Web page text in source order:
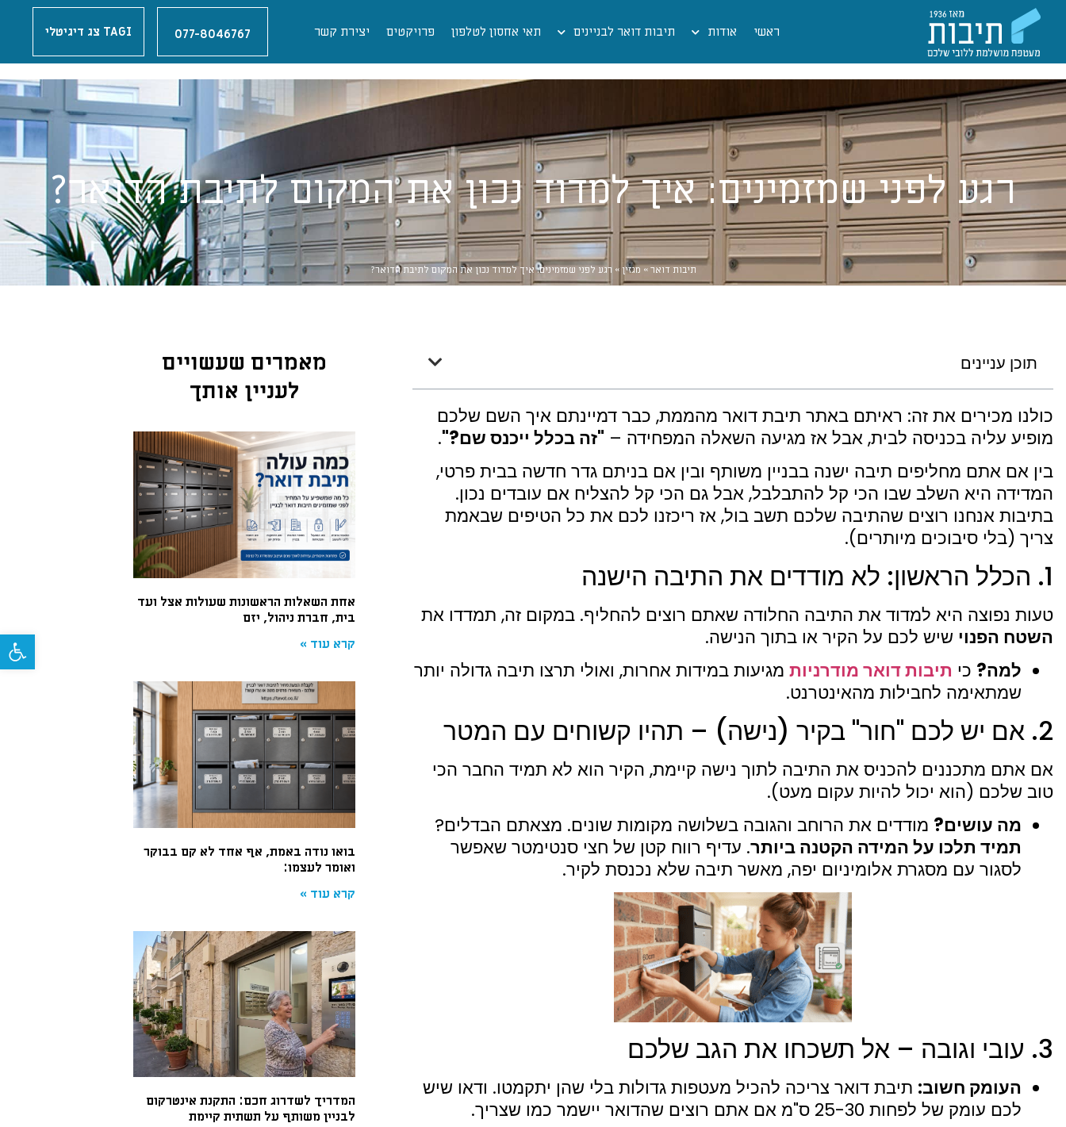
ראשי אודות תיבות דואר לבניינים תאי אחסון לטלפון פרויקטים יצירת קשר 077-8046767 TAGI צג דיגיטלי
רגע לפני שמזמינים: איך למדוד נכון את המקום לתיבת הדואר?
תיבות דואר» מגזין » רגע לפני שמזמינים: איך למדוד נכון את המקום לתיבת הדואר?
תוכן עניינים
כולנו מכירים את זה: ראיתם באתר תיבת דואר מהממת, כבר דמיינתם איך השם שלכם
מופיע עליה בכניסה לבית, אבל אז מגיעה השאלה המפחידה – "זה בכלל ייכנס שם?".
בין אם אתם מחליפים תיבה ישנה בבניין משותף ובין אם בניתם גדר חדשה בבית פרטי,
המדידה היא השלב שבו הכי קל להתבלבל, אבל גם הכי קל להצליח אם עובדים נכון.
בתיבות אנחנו רוצים שהתיבה שלכם תשב בול, אז ריכזנו לכם את כל הטיפים שבאמת
צריך (בלי סיבוכים מיותרים).
1. הכלל הראשון: לא מודדים את התיבה הישנה
טעות נפוצה היא למדוד את התיבה החלודה שאתם רוצים להחליף. במקום זה, תמדדו את
השטח הפנוי שיש לכם על הקיר או בתוך הנישה.
למה? כי תיבות דואר מודרניות מגיעות במידות אחרות, ואולי תרצו תיבה גדולה יותר
שמתאימה לחבילות מהאינטרנט.
2. אם יש לכם "חור" בקיר (נישה) – תהיו קשוחים עם המטר
אם אתם מתכננים להכניס את התיבה לתוך נישה קיימת, הקיר הוא לא תמיד החבר הכי
טוב שלכם (הוא יכול להיות עקום מעט).
מה עושים? מודדים את הרוחב והגובה בשלושה מקומות שונים. מצאתם הבדלים?
תמיד תלכו על המידה הקטנה ביותר. עדיף רווח קטן של חצי סנטימטר שאפשר
לסגור עם מסגרת אלומיניום יפה, מאשר תיבה שלא נכנסת לקיר.
3. עובי וגובה – אל תשכחו את הגב שלכם
העומק חשוב: תיבת דואר צריכה להכיל מעטפות גדולות בלי שהן יתקמטו. ודאו שיש
לכם עומק של לפחות 25-30 ס"מ אם אתם רוצים שהדואר יישמר כמו שצריך.
מאמרים שעשויים
לעניין אותך
אחת השאלות הראשונות שעולות אצל ועד
בית, חברת ניהול, יזם
קרא עוד »
בואו נודה באמת, אף אחד לא קם בבוקר
ואומר לעצמו:
קרא עוד »
המדריך לשדרוג חכם: התקנת אינטרקום
לבניין משותף על תשתית קיימת